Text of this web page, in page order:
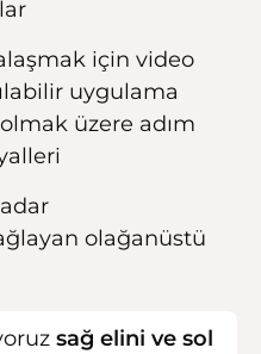
için video
uygulama
üzere adım
olağanüstü
sağ elini ve sol